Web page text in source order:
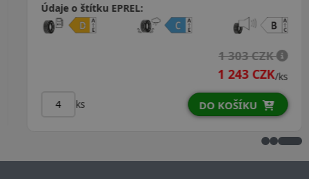
Údaje o štítku EPREL:
1 303 CZK
1 243 CZK/ks
DO KOŠÍKU